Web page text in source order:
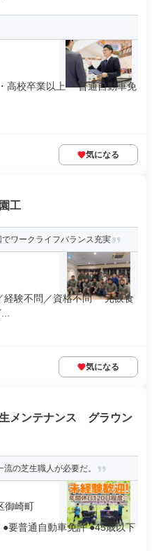
高校卒業以上 ・普通自動車免
気になる
工
ワークライフバランス充実
験不問／資格不問 「元飲食
気になる
メンテナンス グラウン
の芝生職人が必要だ。
御崎町
要普通自動車免許 ●45歳以下